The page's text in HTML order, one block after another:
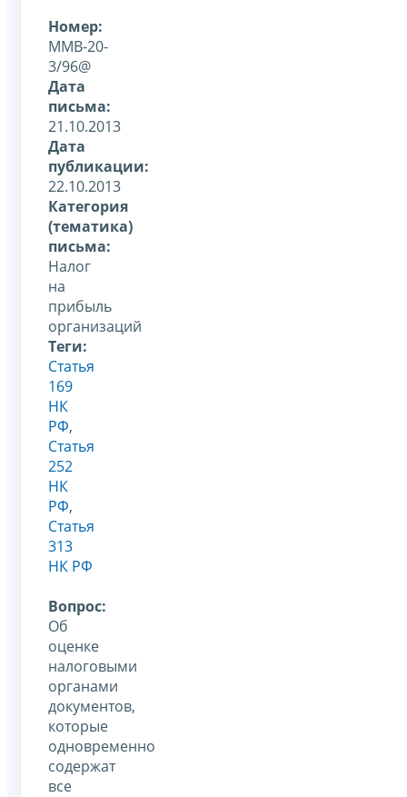
Номер:
ММВ-20-
3/96@
Дата
письма:
21.10.2013
Дата
публикации:
22.10.2013
Категория
(тематика)
письма:
Налог
на
прибыль
организаций
Теги:
Статья
169
НК
РФ,
Статья
252
НК
РФ,
Статья
313
НК РФ
Вопрос:
Об
оценке
налоговыми
органами
документов,
которые
одновременно
содержат
все